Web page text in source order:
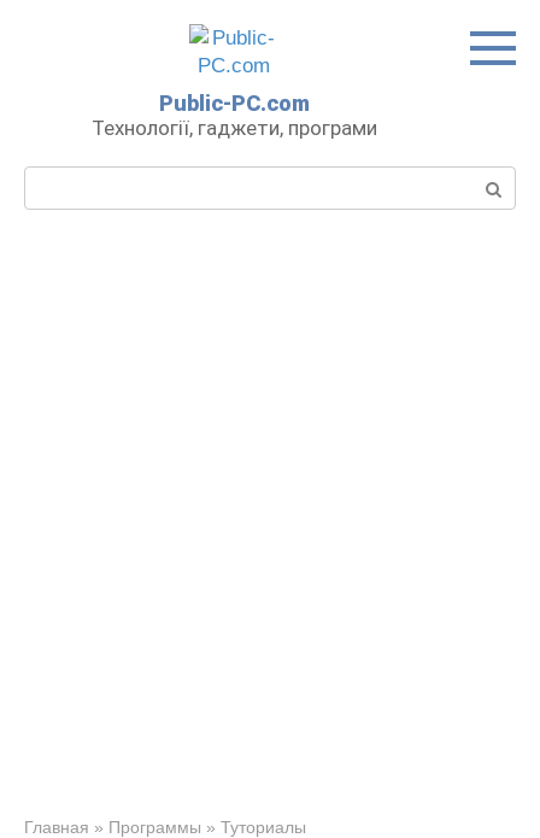
Public-PC.com
Технології, гаджети, програми
Главная » Программы » Туториалы